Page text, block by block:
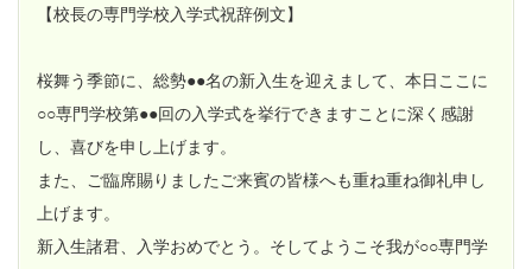
【校長の専門学校入学式祝辞例文】
桜舞う季節に、総勢●●名の新入生を迎えまして、本日ここに
○○専門学校第●●回の入学式を挙行できますことに深く感謝
し、喜びを申し上げます。
また、ご臨席賜りましたご来賓の皆様へも重ね重ね御礼申し
上げます。
新入生諸君、入学おめでとう。そしてようこそ我が○○専門学